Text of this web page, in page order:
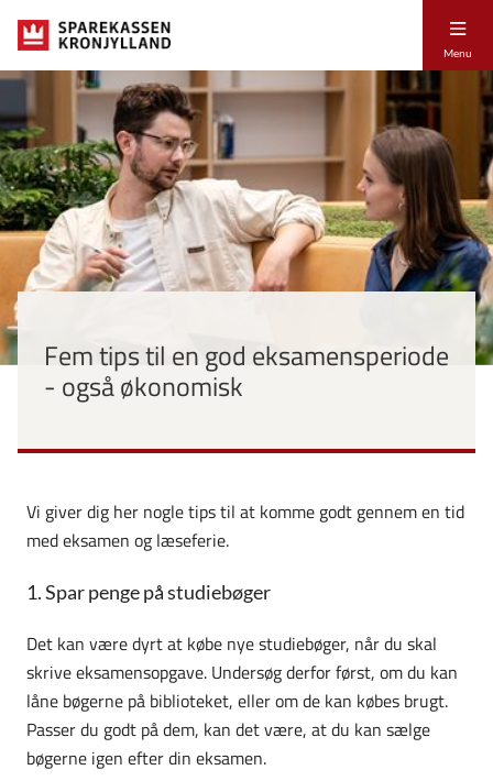
Menu
Fem tips til en god eksamensperiode
- også økonomisk
Vi giver dig her nogle tips til at komme godt gennem en tid
med eksamen og læseferie.
1. Spar penge på studiebøger
Det kan være dyrt at købe nye studiebøger, når du skal
skrive eksamensopgave. Undersøg derfor først, om du kan
låne bøgerne på biblioteket, eller om de kan købes brugt.
Passer du godt på dem, kan det være, at du kan sælge
bøgerne igen efter din eksamen.